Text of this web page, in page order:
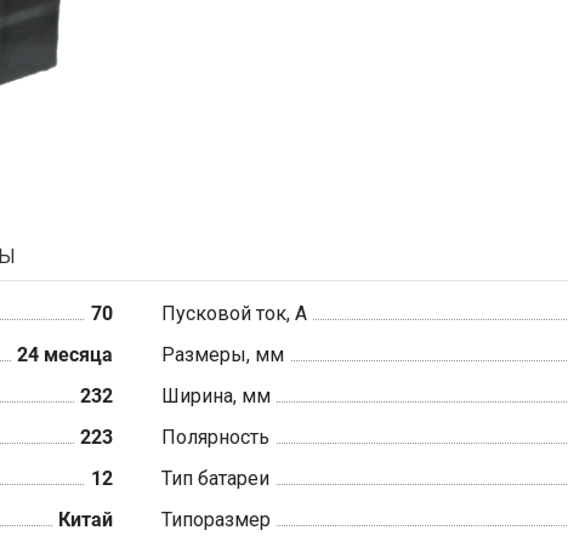
70 Пусковой ток, А
24 месяца Размеры, мм
232 Ширина, мм
223 Полярность
12 Тип батареи
Китай Типоразмер